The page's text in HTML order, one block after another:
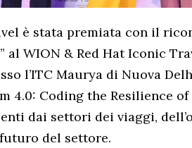
è stata premiata con il
al WION & Red Hat Iconic
l’ITC Maurya di Nuova
4.0: Coding the Resilience
dai settori dei viaggi,
del settore.